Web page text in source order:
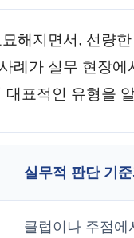
해지면서, 선량
례가 실무 현장
표적인 유형을
실무적 판단 기
클럽이나 주점에